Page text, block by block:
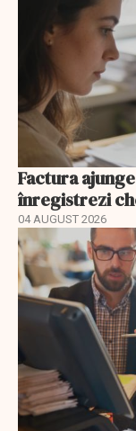
Factura
înregistrezi
04 AUGUST 2026